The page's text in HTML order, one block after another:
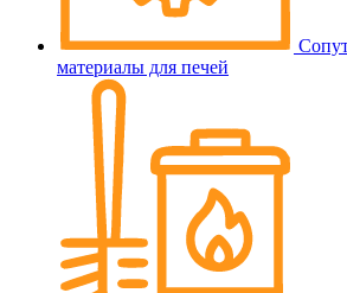
материалы для печей